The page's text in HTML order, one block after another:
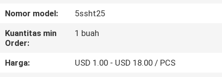
TUR
PABRIK
KONTROL
Nomor model:
5ssht25
Kuantitas min
Order:
1 buah
Harga:
USD 1.00 - USD 18.00 / PCS